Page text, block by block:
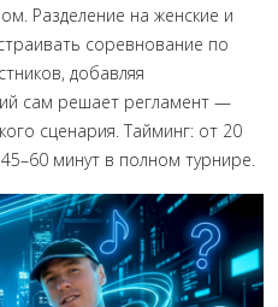
Разделение на женские и
соревнование по
добавляя
сам решает регламент —
сценария. Тайминг: от 20
минут в полном турнире.